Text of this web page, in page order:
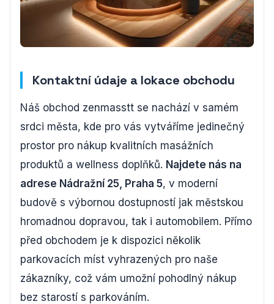
Kontaktní údaje a lokace obchodu
Náš obchod zenmasstt se nachází v samém
srdci města, kde pro vás vytváříme jedinečný
prostor pro nákup kvalitních masážních
produktů a wellness doplňků. Najdete nás na
adrese Nádražní 25, Praha 5, v moderní
budově s výbornou dostupností jak městskou
hromadnou dopravou, tak i automobilem. Přímo
před obchodem je k dispozici několik
parkovacích míst vyhrazených pro naše
zákazníky, což vám umožní pohodlný nákup
bez starostí s parkováním.